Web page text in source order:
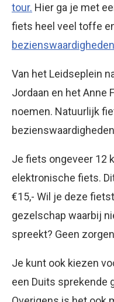
tour. Hier ga je met
fiets heel veel toffe
bezienswaardigheden
Van het Leidseplein
Jordaan en het Anne
noemen. Natuurlijk
Je fiets ongeveer 12
elektronische fiets.
€15,- Wil je deze
gezelschap waarbij
spreekt? Geen
Je kunt ook kiezen
een Duits sprekende